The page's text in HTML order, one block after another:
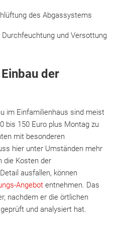
des Abgassystems
und Versottung
der
im Einfamilienhaus sind meist
bis 150 Euro plus Montag zu
mit besonderen
hier unter Umständen mehr
die Kosten der
ausfallen, können
Angebot entnehmen. Das
nachdem er die örtlichen
und analysiert hat.